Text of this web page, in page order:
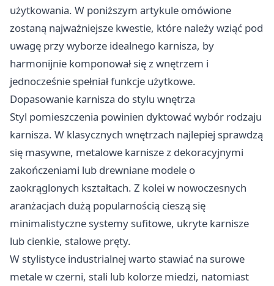
użytkowania. W poniższym artykule omówione
zostaną najważniejsze kwestie, które należy wziąć pod
uwagę przy wyborze idealnego karnisza, by
harmonijnie komponował się z wnętrzem i
jednocześnie spełniał funkcje użytkowe.
Dopasowanie karnisza do stylu wnętrza
Styl pomieszczenia powinien dyktować wybór rodzaju
karnisza. W klasycznych wnętrzach najlepiej sprawdzą
się masywne, metalowe karnisze z dekoracyjnymi
zakończeniami lub drewniane modele o
zaokrąglonych kształtach. Z kolei w nowoczesnych
aranżacjach dużą popularnością cieszą się
minimalistyczne systemy sufitowe, ukryte karnisze
lub cienkie, stalowe pręty.
W stylistyce industrialnej warto stawiać na surowe
metale w czerni, stali lub kolorze miedzi, natomiast